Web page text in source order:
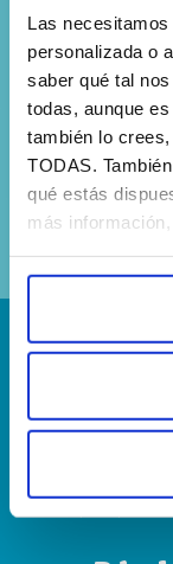
Las
personalizada o
saber qué tal
todas, aunque
también lo
TODAS.
qué estás
más
Sí, he leído
privacidad